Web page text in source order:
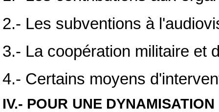
2.- Les subventions à
3.- La coopération militaire et
4.- Certains moyens
IV.- POUR UNE